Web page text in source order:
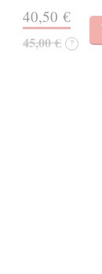
40,50 €
45,00 € ?